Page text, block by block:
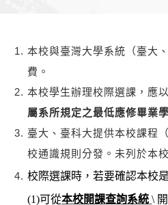
本校與臺灣大學系統（臺大
費。
本校學生辦理校際選課，應
屬系所規定之最低應修畢業
臺大、臺科大提供本校課程
校通識規則分發。未列於本
校際選課時，若要確認本校
(1)可從本校開課查詢系統 \